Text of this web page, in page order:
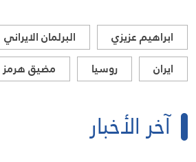
ابراهيم عزيزي البرلمان الايراني
ايران
روسيا مضيق هرمز
آخر الأخبار